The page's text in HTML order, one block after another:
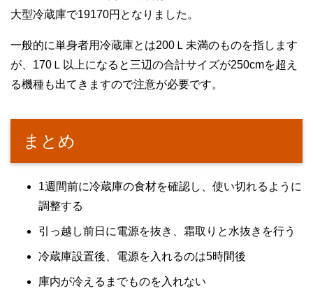
大型冷蔵庫で19170円となりました。
一般的に単身者用冷蔵庫とは200Ｌ未満のものを指します
が、170Ｌ以上になると三辺の合計サイズが250cmを超え
る機種も出てきますので注意が必要です。
まとめ
1週間前に冷蔵庫の食材を確認し、使い切れるように
調整する
引っ越し前日に電源を抜き、霜取りと水抜きを行う
冷蔵庫設置後、電源を入れるのは5時間後
庫内が冷えるまでものを入れない